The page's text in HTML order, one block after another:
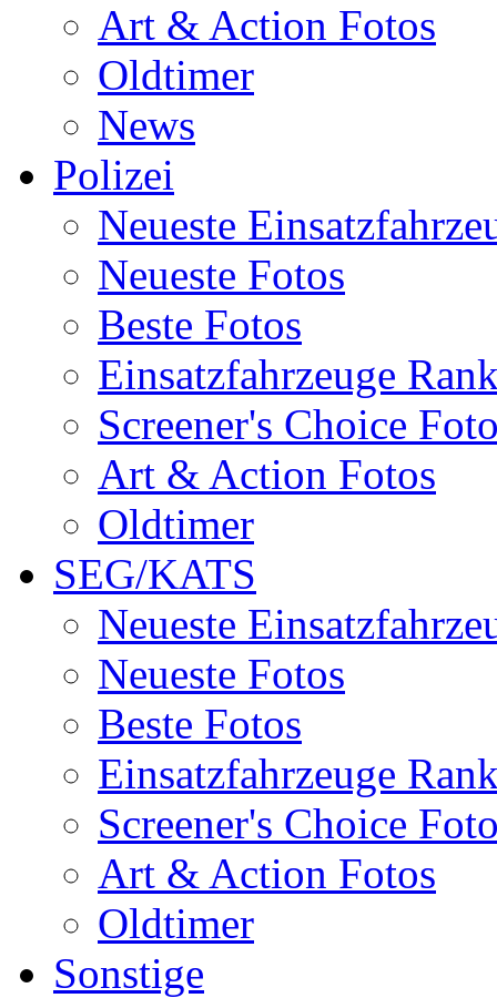
Art & Action Fotos
Oldtimer
News
Polizei
Neueste
Neueste Fotos
Beste Fotos
Einsatzfahrzeuge
Screener's Choice
Art & Action Fotos
Oldtimer
SEG/KATS
Neueste
Neueste Fotos
Beste Fotos
Einsatzfahrzeuge
Screener's Choice
Art & Action Fotos
Oldtimer
Sonstige